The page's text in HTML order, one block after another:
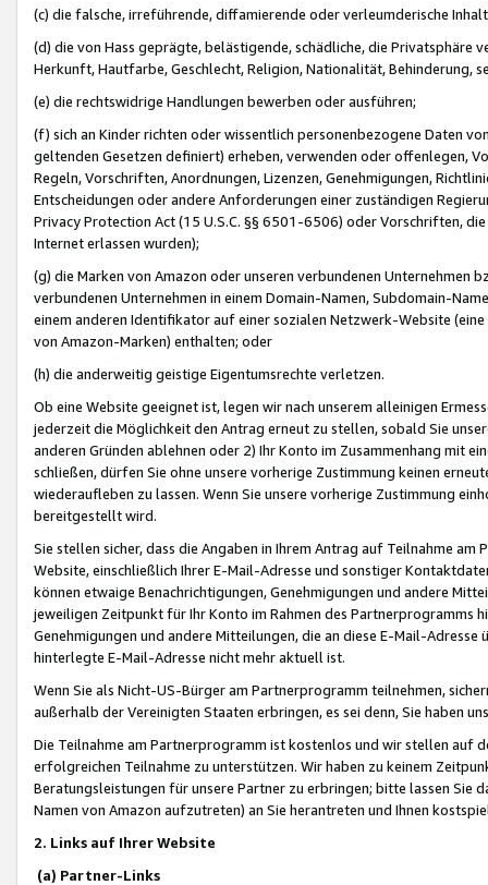
(c) die falsche, irreführende, diffamierende oder verleumderische
(d) die von Hass geprägte, belästigende, schädliche, die Privatsphäre
Herkunft, Hautfarbe, Geschlecht, Religion, Nationalität, Behinderung,
(e) die rechtswidrige Handlungen bewerben oder ausführen;
(f) sich an Kinder richten oder wissentlich personenbezogene Daten
geltenden Gesetzen definiert) erheben, verwenden oder offenlegen,
Regeln, Vorschriften, Anordnungen, Lizenzen, Genehmigungen,
Entscheidungen oder andere Anforderungen einer zuständigen
Privacy Protection Act (15 U.S.C. §§ 6501-6506) oder Vorschriften,
Internet erlassen wurden);
(g) die Marken von Amazon oder unseren verbundenen Unternehmen
verbundenen Unternehmen in einem Domain-Namen, Subdomain-
einem anderen Identifikator auf einer sozialen Netzwerk-Website
von Amazon-Marken) enthalten; oder
(h) die anderweitig geistige Eigentumsrechte verletzen.
Ob eine Website geeignet ist, legen wir nach unserem alleinigen
jederzeit die Möglichkeit den Antrag erneut zu stellen, sobald Sie
anderen Gründen ablehnen oder 2) Ihr Konto im Zusammenhang mit
schließen, dürfen Sie ohne unsere vorherige Zustimmung keinen
wiederaufleben zu lassen. Wenn Sie unsere vorherige Zustimmung
bereitgestellt wird.
Sie stellen sicher, dass die Angaben in Ihrem Antrag auf Teilnahme
Website, einschließlich Ihrer E-Mail-Adresse und sonstiger
können etwaige Benachrichtigungen, Genehmigungen und andere
jeweiligen Zeitpunkt für Ihr Konto im Rahmen des Partnerprogramms
Genehmigungen und andere Mitteilungen, die an diese E-Mail-
hinterlegte E-Mail-Adresse nicht mehr aktuell ist.
Wenn Sie als Nicht-US-Bürger am Partnerprogramm teilnehmen,
außerhalb der Vereinigten Staaten erbringen, es sei denn, Sie haben
Die Teilnahme am Partnerprogramm ist kostenlos und wir stellen auf
erfolgreichen Teilnahme zu unterstützen. Wir haben zu keinem
Beratungsleistungen für unsere Partner zu erbringen; bitte lassen Sie
Namen von Amazon aufzutreten) an Sie herantreten und Ihnen
2. Links auf Ihrer Website
(a) Partner-Links